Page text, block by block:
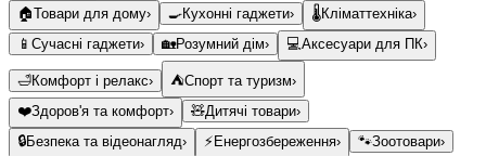
🏠Товари для дому› 🍳Кухонні гаджети› 🌡️Кліматтехніка›
📱 Сучасні гаджети› 🏡Розумний дім› 💻Аксесуари для ПК›
🛁Комфорт і релакс› ⛺Спорт та туризм›
❤️Здоров'я та комфорт› 🧸Дитячі товари›
🔒Безпека та відеонагляд› ⚡ Енергозбереження› 🐾Зоотовари›